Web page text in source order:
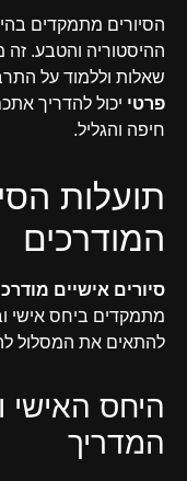
הסיורים מתמקדים
ההיסטוריה והטבע.
שאלות וללמוד על
פרטי יכול להדריך
חיפה והגליל.
תועלות
המודרכים
סיורים אישיים
מתמקדים ביחס אישי
להתאים את המסלול
היחס האישי
המדריך